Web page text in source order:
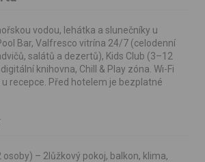
vodou, lehátka a slunečníky u
Bar, Valfresco vitrína 24/7 (celodenní
salátů a dezertů), Kids Club (3–12
knihovna, Chill & Play zóna. Wi-Fi
recepce. Před hotelem je bezplatné
osoby) – 2lůžkový pokoj, balkon, klima,